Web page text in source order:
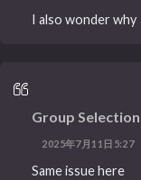
I also wonder why
Group
2025年7月11日5:27
Same issue here